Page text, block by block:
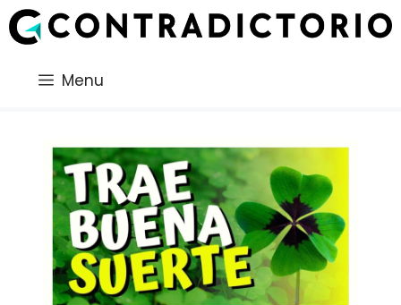
Saltar
al
Menu